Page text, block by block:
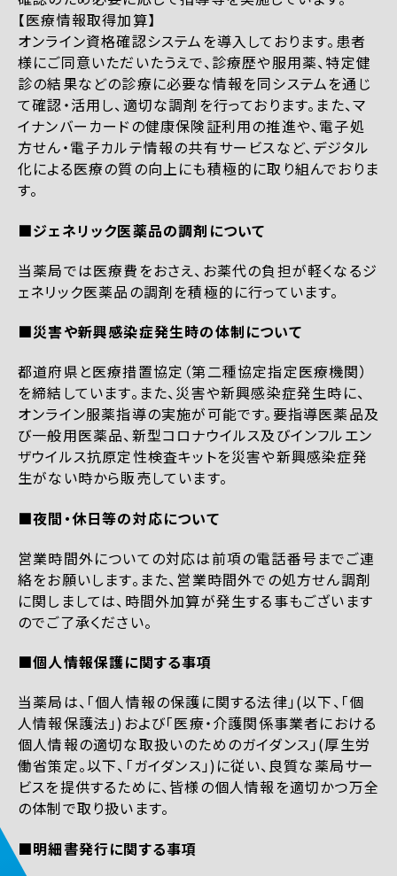
【医療情報取得加算】
オンライン資格確認システムを導入しております。患者
様にご同意いただいたうえで、診療歴や服用薬、特定健
診の結果などの診療に必要な情報を同システムを通じ
て確認・活用し、適切な調剤を行っております。また、マ
イナンバーカードの健康保険証利用の推進や、電子処
方せん・電子カルテ情報の共有サービスなど、デジタル
化による医療の質の向上にも積極的に取り組んでおりま
す。
■ジェネリック医薬品の調剤について
当薬局では医療費をおさえ、お薬代の負担が軽くなるジ
ェネリック医薬品の調剤を積極的に行っています。
■災害や新興感染症発生時の体制について
都道府県と医療措置協定（第二種協定指定医療機関）
を締結しています。また、災害や新興感染症発生時に、
オンライン服薬指導の実施が可能です。要指導医薬品及
び一般用医薬品、新型コロナウイルス及びインフルエン
ザウイルス抗原定性検査キットを災害や新興感染症発
生がない時から販売しています。
■夜間・休日等の対応について
営業時間外についての対応は前項の電話番号までご連
絡をお願いします。また、営業時間外での処方せん調剤
に関しましては、時間外加算が発生する事もございます
のでご了承ください。
■個人情報保護に関する事項
当薬局は、「個人情報の保護に関する法律」(以下、「個
人情報保護法」)および「医療・介護関係事業者における
個人情報の適切な取扱いのためのガイダンス」(厚生労
働省策定。以下、「ガイダンス」)に従い、良質な薬局サー
ビスを提供するために、皆様の個人情報を適切かつ万全
の体制で取り扱います。
■明細書発行に関する事項